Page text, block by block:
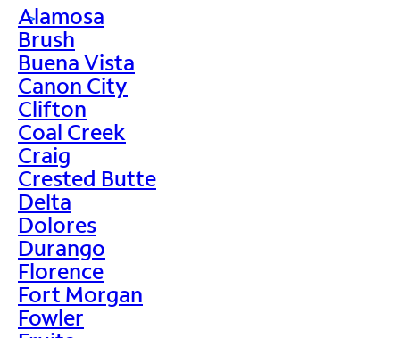
>
Alamosa
Brush
Buena Vista
Canon City
Clifton
Coal Creek
Craig
Crested Butte
Delta
Dolores
Durango
Florence
Fort Morgan
Fowler